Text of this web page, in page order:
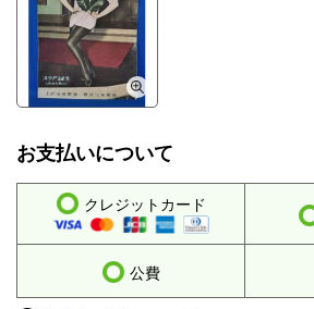
お支払いについて
クレジットカード
公費